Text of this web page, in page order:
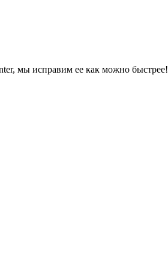
мы исправим ее как можно быстрее!